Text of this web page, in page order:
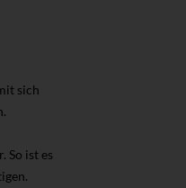
sich
So ist es